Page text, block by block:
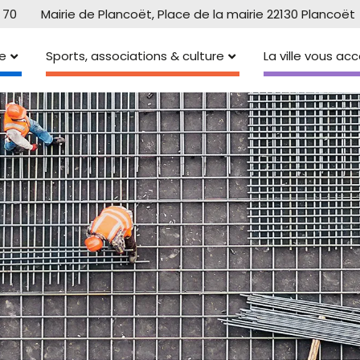
Mairie de Plancoët, Place de la mairie 22130 Plancoët
Sports, associations & culture La ville vous